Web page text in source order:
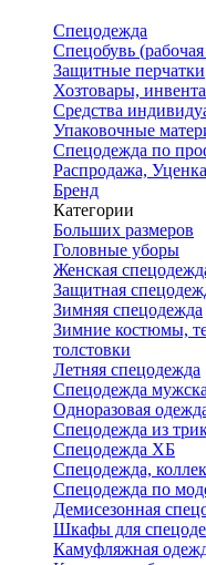
Спецодежда
Спецобувь
Защитные перчатки
Хозтовары,
Средства
Упаковочные
Спецодежда по
Распродажа,
Бренд
Категории
Больших размеров
Головные уборы
Женская
Защитная
Зимняя спецодежда
Зимние костюмы,
толстовки
Летняя спецодежда
Спецодежда
Одноразовая
Спецодежда из
Спецодежда ХБ
Спецодежда,
Спецодежда по
Демисезонная
Шкафы для
Камуфляжная